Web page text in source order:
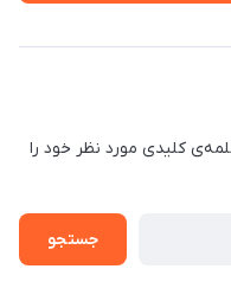
کلیدی مورد نظر خود را
جستجو